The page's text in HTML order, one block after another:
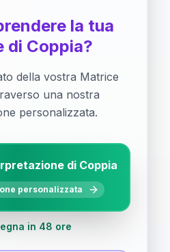
la tua
di Coppia?
della vostra Matrice
una nostra
personalizzata.
di Coppia
personalizzata
in 48 ore